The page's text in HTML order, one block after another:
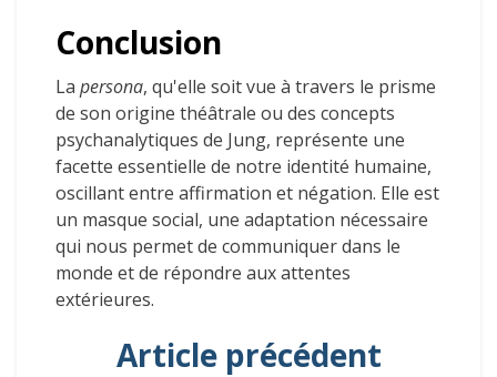
Conclusion
La persona, qu'elle soit vue à travers le prisme
de son origine théâtrale ou des concepts
psychanalytiques de Jung, représente une
facette essentielle de notre identité humaine,
oscillant entre affirmation et négation. Elle est
un masque social, une adaptation nécessaire
qui nous permet de communiquer dans le
monde et de répondre aux attentes
extérieures.
Article précédent